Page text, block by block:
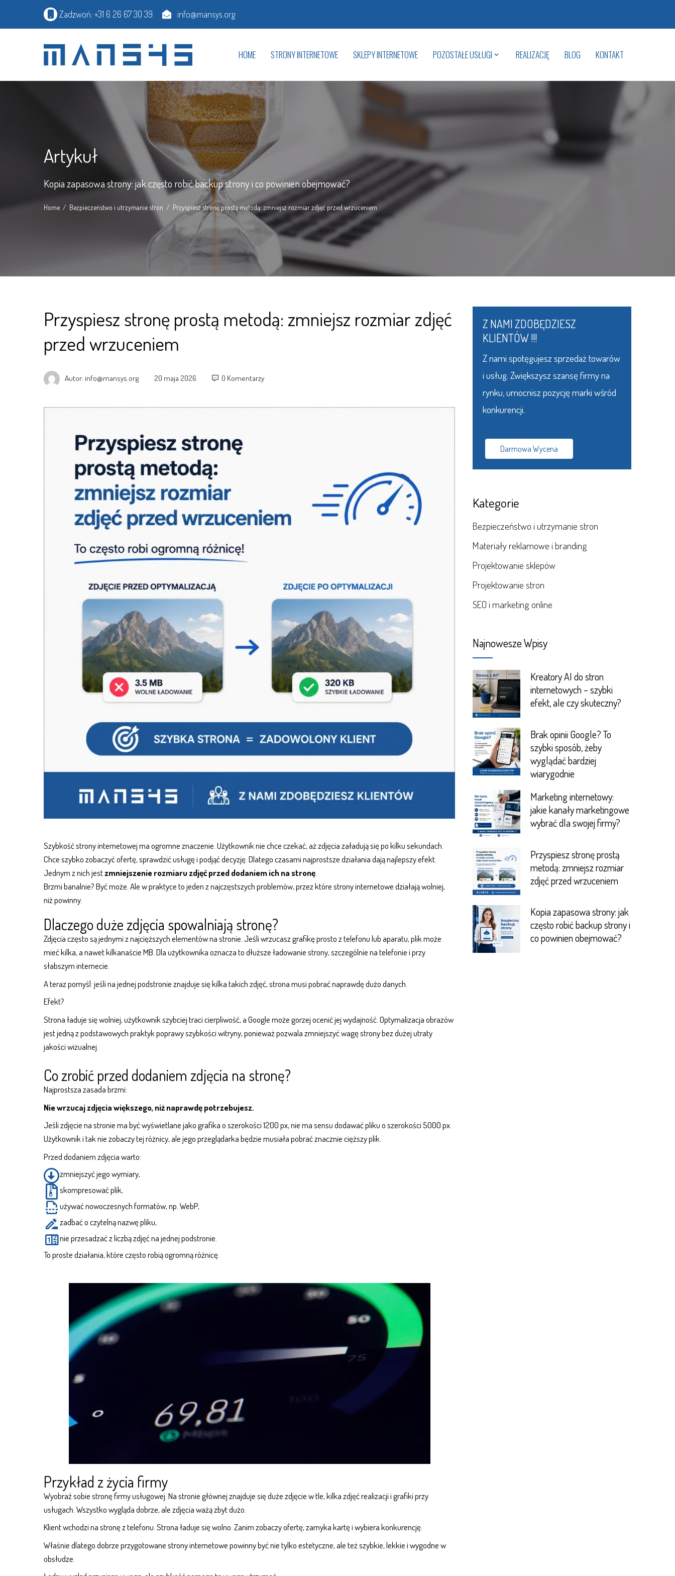
Zadzwoń: +31 6 26 67 30 39 info@mansys.org
HOME STRONY INTERNETOWE SKLEPY INTERNETOWE POZOSTAŁE USŁUGI REALIZACJĘ BLOG KONTAKT
Artykuł
Kopia zapasowa strony: jak często robić backup strony i co powinien obejmować?
Home Bezpieczeństwo i utrzymanie stron Przyspiesz stronę prostą metodą: zmniejsz rozmiar zdjęć przed wrzuceniem
Przyspiesz stronę prostą metodą: zmniejsz rozmiar zdjęć
przed wrzuceniem
Autor: info@mansys.org 20 maja 2026 0 Komentarzy
Szybkość strony internetowej ma ogromne znaczenie. Użytkownik nie chce czekać, aż zdjęcia załadują się po kilku sekundach.
Chce szybko zobaczyć ofertę, sprawdzić usługę i podjąć decyzję. Dlatego czasami najprostsze działania dają najlepszy efekt.
Jednym z nich jestzmniejszenie rozmiaru zdjęć przed dodaniem ich na stronę
Brzmi banalnie? Być może. Ale w praktyce to jeden z najczęstszych problemów, przez którestrony internetowedziałają wolniej,
niż powinny.
Dlaczego duże zdjęcia spowalniają stronę?
Zdjęcia często są jednymi z najcięższych elementów na stronie. Jeśli wrzucasz grafikę prosto z telefonu lub aparatu, plik może
mieć kilka, a nawet kilkanaście MB. Dla użytkownika oznacza to dłuższe ładowanie strony, szczególnie na telefonie i przy
słabszym internecie.
A teraz pomyśl: jeśli na jednej podstronie znajduje się kilka takich zdjęć, strona musi pobrać naprawdę dużo danych.
Efekt?
Strona ładuje się wolniej, użytkownik szybciej traci cierpliwość, a Google może gorzej ocenić jej wydajność. Optymalizacja obrazów
jest jedną z podstawowych praktyk poprawy szybkości witryny, ponieważ pozwala zmniejszyć wagę strony bez dużej utraty
jakości wizualnej.
Co zrobić przed dodaniem zdjęcia na stronę?
Najprostsza zasada brzmi:
Nie wrzucaj zdjęcia większego, niż naprawdę potrzebujesz.
Jeśli zdjęcie na stronie ma być wyświetlane jako grafika o szerokości 1200 px, nie ma sensu dodawać pliku o szerokości 5000 px.
Użytkownik i tak nie zobaczy tej różnicy, ale jego przeglądarka będzie musiała pobrać znacznie cięższy plik.
Przed dodaniem zdjęcia warto:
zmniejszyć jego wymiary,
skompresować plik,
używać nowoczesnych formatów, np. WebP,
zadbać o czytelną nazwę pliku,
nie przesadzać z liczbą zdjęć na jednej podstronie.
To proste działania, które często robią ogromną różnicę.
Przykład z życia firmy
Wyobraź sobie stronę firmy usługowej. Na stronie głównej znajduje się duże zdjęcie w tle, kilka zdjęć realizacji i grafiki przy
usługach. Wszystko wygląda dobrze, ale zdjęcia ważą zbyt dużo.
Klient wchodzi na stronę z telefonu. Strona ładuje się wolno. Zanim zobaczy ofertę, zamyka kartę i wybiera konkurencję.
Właśnie dlatego dobrze przygotowanestrony internetowepowinny być nie tylko estetyczne, ale też szybkie, lekkie i wygodne w
obsłudze.
Z NAMI ZDOBĘDZIESZ
KLIENTÓW !!!
Z nami spotęgujesz sprzedaż towarów
i usług. Zwiększysz szansę firmy na
rynku, umocnisz pozycję marki wśród
konkurencji.
Darmowa Wycena
Kategorie
Bezpieczeństwo i utrzymanie stron
Materiały reklamowe i branding
Projektowanie sklepów
Projektowanie stron
SEO i marketing online
Najnowesze Wpisy
Kreatory AI do stron
internetowych – szybki
efekt, ale czy skuteczny?
Brak opinii Google? To
szybki sposób, żeby
wyglądać bardziej
wiarygodnie
Marketing internetowy:
jakie kanały marketingowe
wybrać dla swojej firmy?
Przyspiesz stronę prostą
metodą: zmniejsz rozmiar
zdjęć przed wrzuceniem
Kopia zapasowa strony: jak
często robić backup strony i
co powinien obejmować?